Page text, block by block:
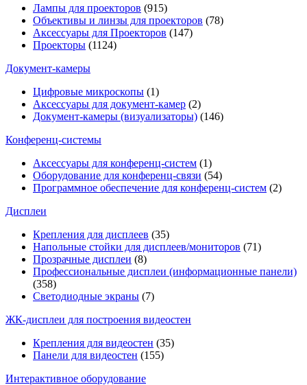
Лампы для проекторов (915)
Объективы и линзы для проекторов (78)
Аксессуары для Проекторов (147)
Проекторы (1124)
Документ-камеры
Цифровые микроскопы (1)
Аксессуары для документ-камер (2)
Документ-камеры (визуализаторы) (146)
Конференц-системы
Аксессуары для конференц-систем (1)
Оборудование для конференц-связи (54)
Программное обеспечение для конференц-систем (2)
Дисплеи
Крепления для дисплеев (35)
Напольные стойки для дисплеев/мониторов (71)
Прозрачные дисплеи (8)
Профессиональные дисплеи (информационные панели)
(358)
Светодиодные экраны (7)
ЖК-дисплеи для построения видеостен
Крепления для видеостен (35)
Панели для видеостен (155)
Интерактивное оборудование